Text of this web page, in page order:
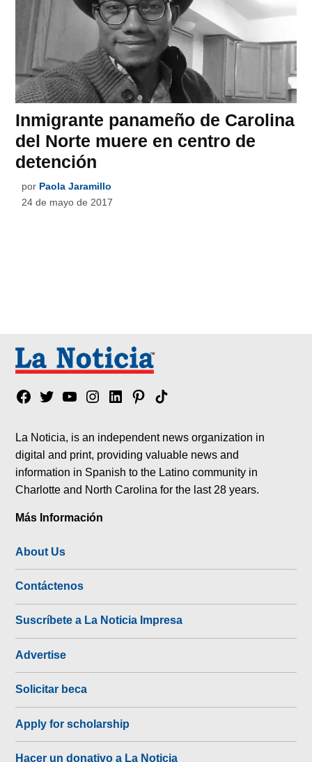
Inmigrante panameño de Carolina
del Norte muere en centro de
detención
por Paola Jaramillo
24 de mayo de 2017
Facebook
TwitterYouTubeInstagram
LinkedinPinterest
Tik
La Noticia, is an independent news organization in
digital and print, providing valuable news and
information in Spanish to the Latino community in
Charlotte and North Carolina for the last 28 years.
Más Información
About Us
Contáctenos
Suscríbete a La Noticia Impresa
Advertise
Solicitar beca
Apply for scholarship
Hacer un donativo a La Noticia